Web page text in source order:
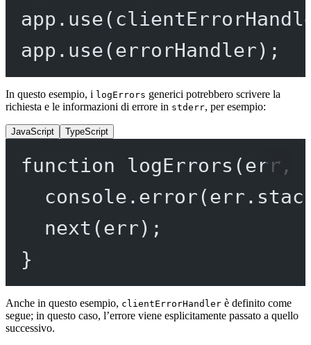
app. use
app. use(errorHandler);
In questo esempio, i logErrors generici potrebbero scrivere la
richiesta e le informazioni di errore in stderr, per esempio:
JavaScript TypeScript
function logErrors (err,
console. error
next (err);
}
Anche in questo esempio, clientErrorHandler è definito come
segue; in questo caso, l’errore viene esplicitamente passato a quello
successivo.